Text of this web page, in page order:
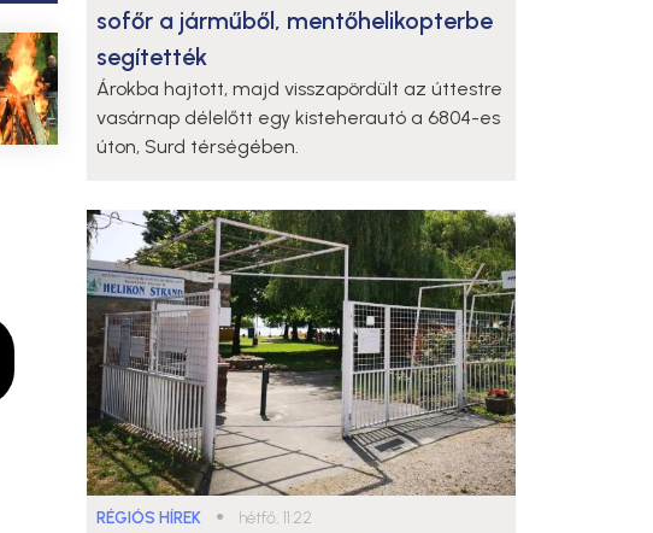
sofőr a járműből, mentőhelikopterbe
segítették
Árokba hajtott, majd visszapördült az úttestre
vasárnap délelőtt egy kisteherautó a 6804-es
úton, Surd térségében.
RÉGIÓS HÍREK ● hétfő, 11:22